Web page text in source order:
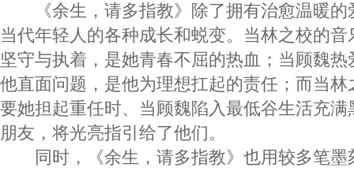
《余生，请多指教》除了拥有治愈温暖的
当代年轻人的各种成长和蜕变。当林之校的
坚守与执着，是她青春不屈的热血；当顾魏
他直面问题，是他为理想扛起的责任；而当
要她担起重任时、当顾魏陷入最低谷生活充
朋友，将光亮指引给了他们。
同时，《余生，请多指教》也用较多笔墨